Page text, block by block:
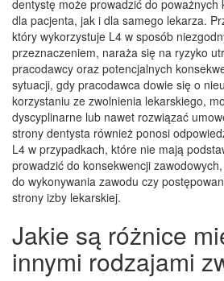
dentystę może prowadzić do poważnych
dla pacjenta, jak i dla samego lekarza.
który wykorzystuje L4 w sposób
przeznaczeniem, naraża się na ryzyko
pracodawcy oraz potencjalnych
sytuacji, gdy pracodawca dowie się o
korzystaniu ze zwolnienia lekarskiego,
dyscyplinarne lub nawet rozwiązać
strony dentysta również ponosi
L4 w przypadkach, które nie mają
prowadzić do konsekwencji
do wykonywania zawodu czy
strony izby lekarskiej.
Jakie są różnice
innymi rodzajami